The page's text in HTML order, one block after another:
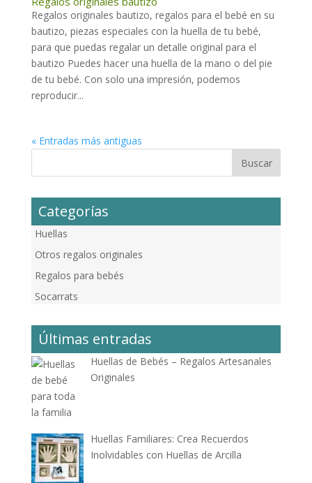
Regalos originales bautizo, regalos para el bebé en su
bautizo, piezas especiales con la huella de tu bebé,
para que puedas regalar un detalle original para el
bautizo Puedes hacer una huella de la mano o del pie
de tu bebé. Con solo una impresión, podemos
reproducir...
« Entradas más antiguas
Categorías
Huellas
Otros regalos originales
Regalos para bebés
Socarrats
Últimas entradas
Huellas de Bebés – Regalos Artesanales
Originales
Huellas Familiares: Crea Recuerdos
Inolvidables con Huellas de Arcilla